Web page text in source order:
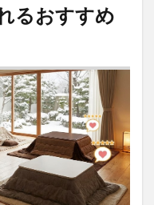
るおすすめ